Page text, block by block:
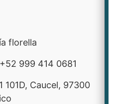
florella
+52 999 414 0681
101D, Caucel, 97300